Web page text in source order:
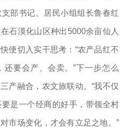
部书记、居民小组组长鲁春红
石漠化山区种出5000余亩仙人
便切入实干思考：“农产品红不
要会产、会卖。”下一步怎么
产融合，农文旅联动。“我不仅
是一个经商的好手，带领全村
市场变化，才会有立足之地。”